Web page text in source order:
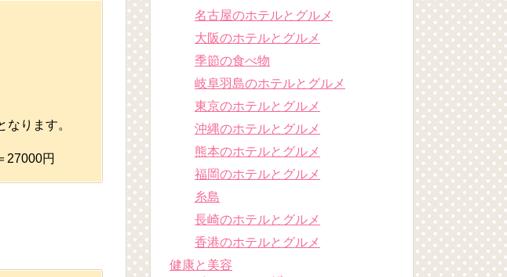
なります。
27000円
名古屋のホテルとグルメ
大阪のホテルとグルメ
季節の食べ物
岐阜羽島のホテルとグルメ
東京のホテルとグルメ
沖縄のホテルとグルメ
熊本のホテルとグルメ
福岡のホテルとグルメ
糸島
長崎のホテルとグルメ
香港のホテルとグルメ
健康と美容